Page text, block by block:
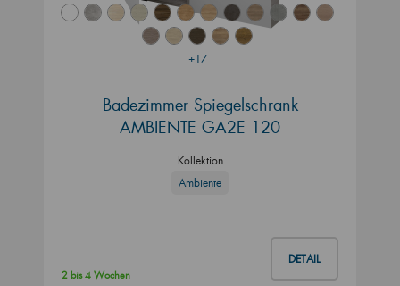
+17
Badezimmer Spiegelschrank
AMBIENTE GA2E 120
Kollektion
Ambiente
DETAIL
2 bis 4 Wochen